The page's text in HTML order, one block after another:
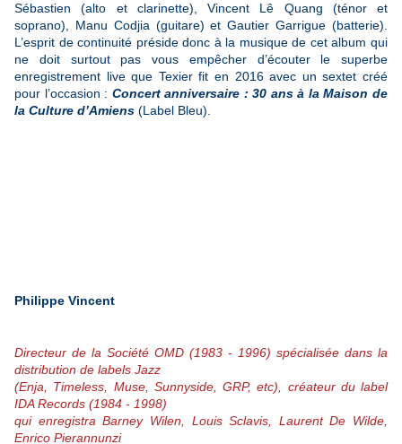
Sébastien (alto et clarinette), Vincent Lê Quang (ténor et
soprano), Manu Codjia (guitare) et Gautier Garrigue (batterie).
L’esprit de continuité préside donc à la musique de cet album qui
ne doit surtout pas vous empêcher d’écouter le superbe
enregistrement live que Texier fit en 2016 avec un sextet créé
pour l’occasion : Concert anniversaire : 30 ans à la Maison de
la Culture d’Amiens (Label Bleu).
Philippe Vincent
Directeur de la Société OMD (1983 - 1996) spécialisée dans la
distribution de labels Jazz
(Enja, Timeless, Muse, Sunnyside, GRP, etc), créateur du label
IDA Records (1984 - 1998)
qui enregistra Barney Wilen, Louis Sclavis, Laurent De Wilde,
Enrico Pierannunzi